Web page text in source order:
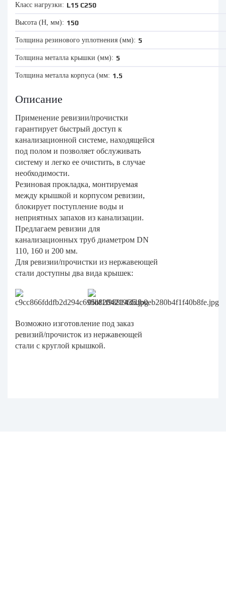
Класс нагрузки: L15 C250
Высота (Н, мм): 150
Толщина резинового уплотнения (мм): 5
Толщина металла крышки (мм): 5
Толщина металла корпуса (мм: 1.5
Описание
Применение ревизии/прочистки
гарантирует быстрый доступ к
канализационной системе, находящейся
под полом и позволяет обслуживать
систему и легко ее очистить, в случае
необходимости.
Резиновая прокладка, монтируемая
между крышкой и корпусом ревизии,
блокирует поступление воды и
неприятных запахов из канализации.
Предлагаем ревизии для
канализационных труб диаметром DN
110, 160 и 200 мм.
Для ревизии/прочистки из нержавеющей
стали доступны два вида крышек:
Возможно изготовление под заказ
ревизий/прочисток из нержавеющей
стали с круглой крышкой.